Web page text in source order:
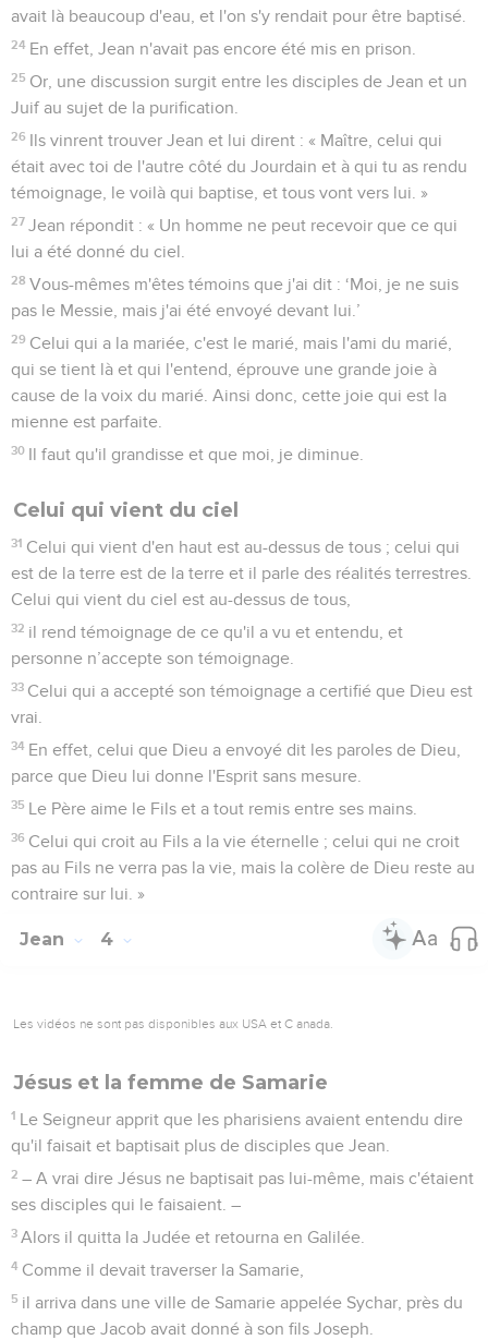
avait là beaucoup d'eau, et l'on s'y rendait pour être baptisé.
24 En effet, Jean n'avait pas encore été mis en prison.
25 Or, une discussion surgit entre les disciples de Jean et un
Juif au sujet de la purification.
26 Ils vinrent trouver Jean et lui dirent : « Maître, celui qui
était avec toi de l'autre côté du Jourdain et à qui tu as rendu
témoignage, le voilà qui baptise, et tous vont vers lui. »
27 Jean répondit : « Un homme ne peut recevoir que ce qui
lui a été donné du ciel.
28 Vous-mêmes m'êtes témoins que j'ai dit : ‘Moi, je ne suis
pas le Messie, mais j'ai été envoyé devant lui.’
29 Celui qui a la mariée, c'est le marié, mais l'ami du marié,
qui se tient là et qui l'entend, éprouve une grande joie à
cause de la voix du marié. Ainsi donc, cette joie qui est la
mienne est parfaite.
30 Il faut qu'il grandisse et que moi, je diminue.
Celui qui vient du ciel
31 Celui qui vient d'en haut est au-dessus de tous ; celui qui
est de la terre est de la terre et il parle des réalités terrestres.
Celui qui vient du ciel est au-dessus de tous,
32 il rend témoignage de ce qu'il a vu et entendu, et
personne n’accepte son témoignage.
33 Celui qui a accepté son témoignage a certifié que Dieu est
vrai.
34 En effet, celui que Dieu a envoyé dit les paroles de Dieu,
parce que Dieu lui donne l'Esprit sans mesure.
35 Le Père aime le Fils et a tout remis entre ses mains.
36 Celui qui croit au Fils a la vie éternelle ; celui qui ne croit
pas au Fils ne verra pas la vie, mais la colère de Dieu reste au
contraire sur lui. »
Jean 4
Les vidéos ne sont pas disponibles aux USA et C anada.
Jésus et la femme de Samarie
1 Le Seigneur apprit que les pharisiens avaient entendu dire
qu'il faisait et baptisait plus de disciples que Jean.
2 – A vrai dire Jésus ne baptisait pas lui-même, mais c'étaient
ses disciples qui le faisaient. –
3 Alors il quitta la Judée et retourna en Galilée.
4 Comme il devait traverser la Samarie,
5 il arriva dans une ville de Samarie appelée Sychar, près du
champ que Jacob avait donné à son fils Joseph.